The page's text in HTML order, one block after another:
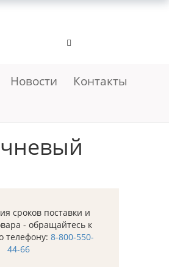
Новости Контакты
сроков поставки и
- обращайтесь к
телефону: 8-800-550-
44-66